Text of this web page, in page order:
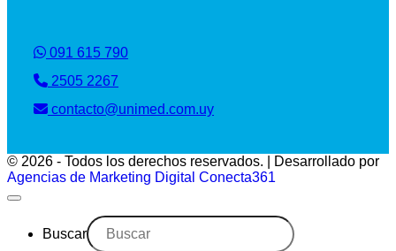
091 615 790
2505 2267
contacto@unimed.com.uy
© 2026 - Todos los derechos reservados. | Desarrollado por
Agencias de Marketing Digital Conecta361
Buscar